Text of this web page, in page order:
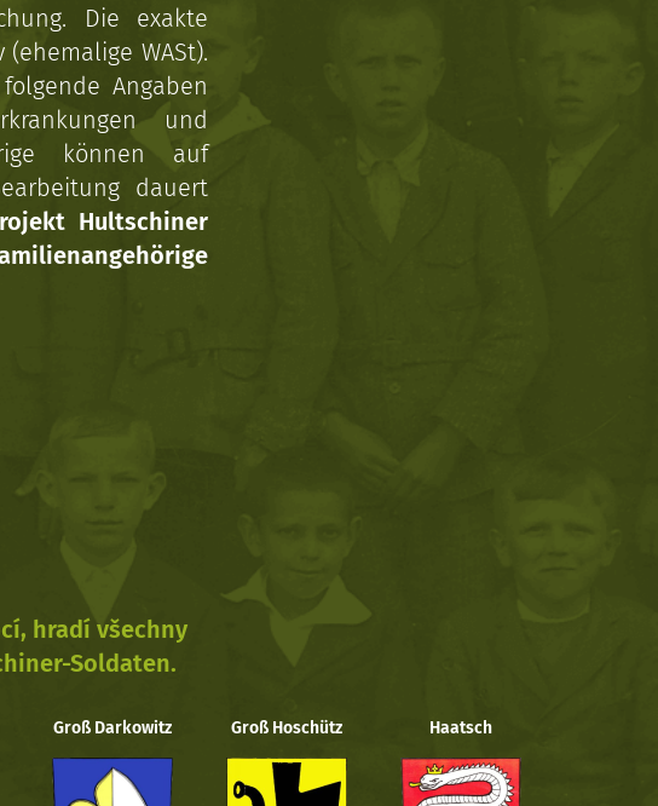
Die exakte
WASt).
Angaben
und
können auf
dauert
Hultschiner
hradí všechny
Soldaten.
Groß Darkowitz Groß Hoschütz Haatsch